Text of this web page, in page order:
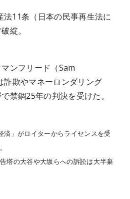
11条（日本の民事再生法に
綻。
ンフリード（Sam
欺やマネーロンダリング
禁錮25年の判決を受けた。
済」がロイターからライセンスを受
塔の大谷や大坂らへの訴訟は大半棄